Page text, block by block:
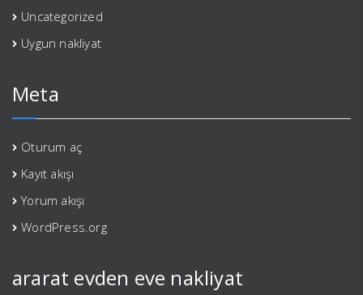
Uncategorized
Uygun nakliyat
Meta
Oturum aç
Kayıt akışı
Yorum akışı
WordPress.org
ararat evden eve nakliyat